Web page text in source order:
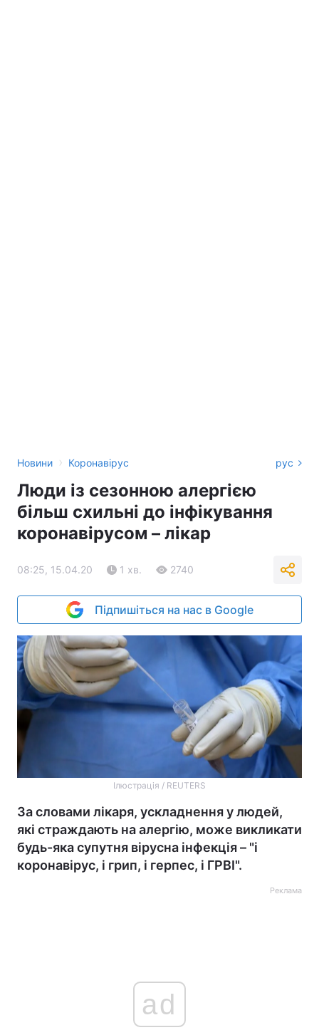
Новини › Коронавірус рус
Люди із сезонною алергією
більш схильні до інфікування
коронавірусом – лікар
08:25, 15.04.20 1 хв. 2740
Підпишіться на нас в Google
Ілюстрація / REUTERS
За словами лікаря, ускладнення у людей,
які страждають на алергію, може викликати
будь-яка супутня вірусна інфекція – "і
коронавірус, і грип, і герпес, і ГРВІ".
Реклама
ad